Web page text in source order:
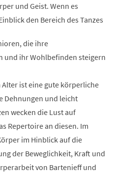
und Geist. Wenn es
den Bereich des Tanzes
die ihre
und ihr Wohlbefinden steigern
ist eine gute körperliche
Dehnungen und leicht
wecken die Lust auf
Repertoire an diesen. Im
im Hinblick auf die
der Beweglichkeit, Kraft und
von Bartenieff und